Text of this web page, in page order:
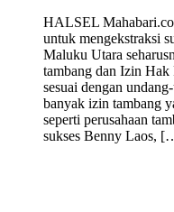
HALSEL
untuk mengekstraksi
Maluku Utara
tambang dan Izin Hak
sesuai dengan
banyak izin tambang
seperti perusahaan
sukses Benny Laos,